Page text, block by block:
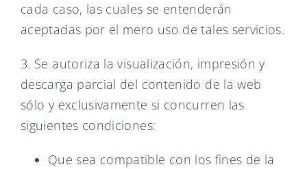
cada caso, las cuales se entenderán
aceptadas por el mero uso de tales servicios.
3. Se autoriza la visualización, impresión y
descarga parcial del contenido de la web
sólo y exclusivamente si concurren las
siguientes condiciones:
Que sea compatible con los fines de la